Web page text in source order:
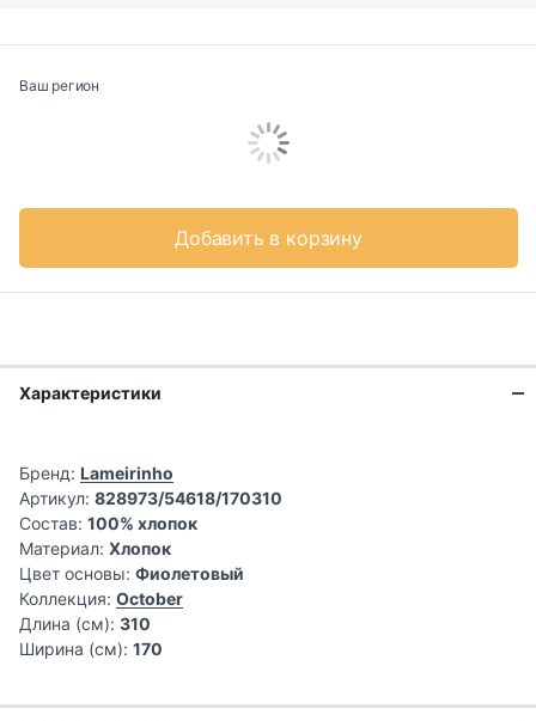
Ваш регион
Добавить в корзину
Характеристики
Бренд: Lameirinho
Артикул: 828973/54618/170310
Состав: 100% хлопок
Материал: Хлопок
Цвет основы: Фиолетовый
Коллекция: October
Длина (см): 310
Ширина (см): 170